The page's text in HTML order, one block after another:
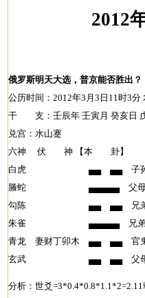
2012
俄罗斯明天大选，普京能否胜出？
公历时间：2012年3月3日11时3
干 支：壬辰年 壬寅月 癸亥日
兑宫：水山蹇 兑宫
六神 伏 神 【本
白虎 ▄▄ ▄▄ 子孙
螣蛇 ▄▄▄▄▄ 父母戊
勾陈 ▄▄ ▄▄ 兄弟戊
朱雀 ▄▄▄▄▄ 兄弟
青龙 妻财丁卯木 ▄▄ ▄▄
玄武 ▄▄ ▄▄ 父母丙
分析：世爻